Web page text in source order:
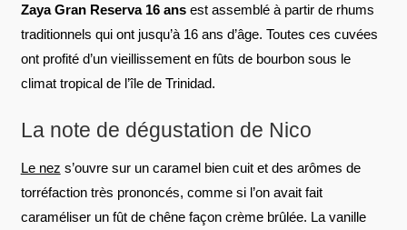
Zaya Gran Reserva 16 ansest assemblé à partir de rhums
traditionnels qui ont jusqu’à 16 ans d’âge. Toutes ces cuvées
ont profité d’un vieillissement en fûts de bourbon sous le
climat tropical de l’île de Trinidad.
La note de dégustation de Nico
Le nez s’ouvre sur un caramel bien cuit et des arômes de
torréfaction très prononcés, comme si l’on avait fait
caraméliser un fût de chêne façon crème brûlée. La vanille